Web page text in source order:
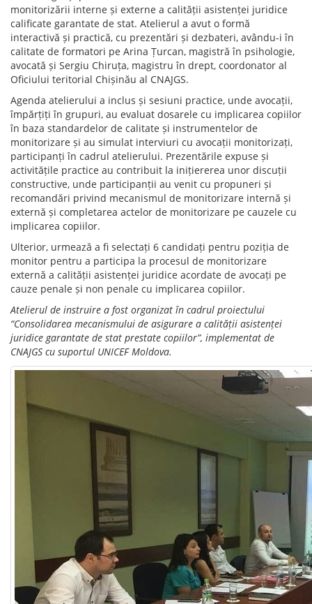
monitorizării interne și externe a calității asistenței juridice
calificate garantate de stat. Atelierul a avut o formă
interactivă și practică, cu prezentări și dezbateri, avându-i în
calitate de formatori pe Arina Țurcan, magistră în psihologie,
avocată și Sergiu Chiruța, magistru în drept, coordonator al
Oficiului teritorial Chișinău al CNAJGS.
Agenda atelierului a inclus și sesiuni practice, unde avocații,
împărțiți în grupuri, au evaluat dosarele cu implicarea copiilor
în baza standardelor de calitate și instrumentelor de
monitorizare și au simulat interviuri cu avocații monitorizați,
participanți în cadrul atelierului. Prezentările expuse și
activitățile practice au contribuit la inițiererea unor discuții
constructive, unde participanții au venit cu propuneri și
recomandări privind mecanismul de monitorizare internă și
externă și completarea actelor de monitorizare pe cauzele cu
implicarea copiilor.
Ulterior, urmează a fi selectați 6 candidați pentru poziția de
monitor pentru a participa la procesul de monitorizare
externă a calității asistenței juridice acordate de avocați pe
cauze penale și non penale cu implicarea copiilor.
Atelierul de instruire a fost organizat în cadrul proiectului
“Consolidarea mecanismului de asigurare a calității asistenței
juridice garantate de stat prestate copiilor”, implementat de
CNAJGS cu suportul UNICEF Moldova.